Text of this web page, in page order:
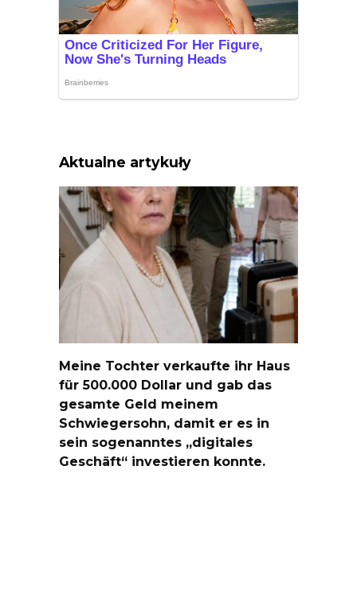
Aktualne artykuły
Meine Tochter verkaufte ihr Haus
für 500.000 Dollar und gab das
gesamte Geld meinem
Schwiegersohn, damit er es in
sein sogenanntes „digitales
Geschäft“ investieren konnte.